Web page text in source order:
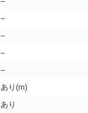
–
–
–
–
あり(m)
あり